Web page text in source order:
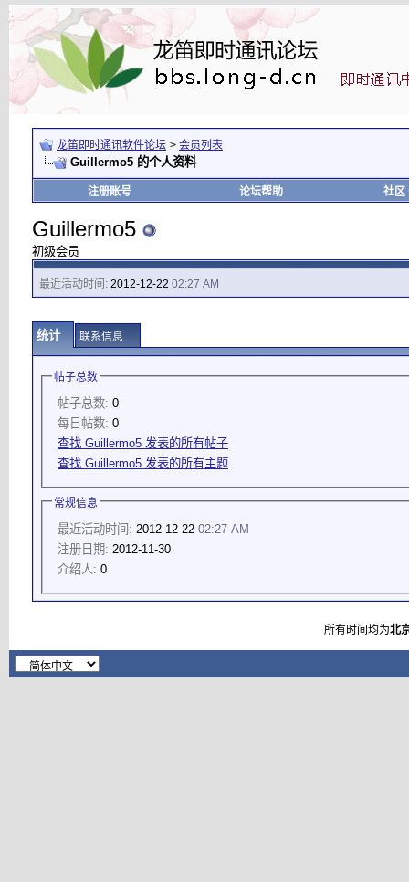
龙笛即时通讯软件论坛 > 会员列表
Guillermo5 的个人资料
注册账号 论坛帮助 社区
Guillermo5
初级会员
最近活动时间: 2012-12-22 02:27 AM
统计 联系信息
帖子总数
帖子总数: 0
每日帖数: 0
查找 Guillermo5 发表的所有帖子
查找 Guillermo5 发表的所有主题
常规信息
最近活动时间: 2012-12-22 02:27 AM
注册日期: 2012-11-30
介绍人: 0
所有时间均为北